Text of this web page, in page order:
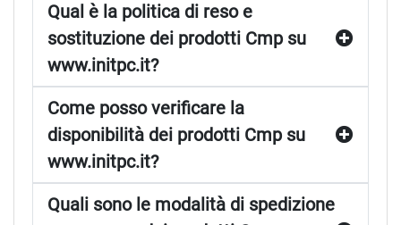
Qual è la politica di reso e
sostituzione dei prodotti Cmp su
www.initpc.it?
Come posso verificare la
disponibilità dei prodotti Cmp su
www.initpc.it?
Quali sono le modalità di spedizione